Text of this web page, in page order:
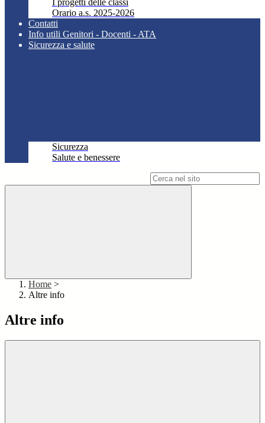
I progetti delle classi
Orario a.s. 2025-2026
Contatti
Info utili Genitori - Docenti - ATA
Sicurezza e salute
Sicurezza
Salute e benessere
Home >
Altre info
Altre info